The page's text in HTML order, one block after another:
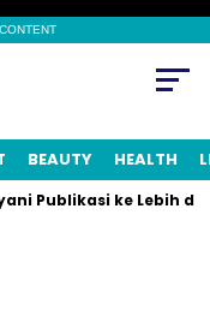
BEAUTY HEALTH
Publikasi ke Lebih